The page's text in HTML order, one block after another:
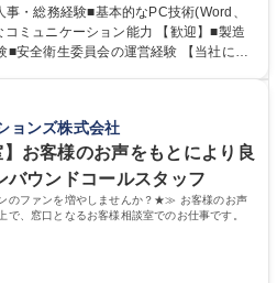
て状況に応じて柔軟に対応いただくこ
請内容の確認■採用業務のサポート■来
医面談、休職・復職手続き等の労務サ
内案内■その他、拠点運営に関わる管理
・総務経験■基本的なPC技術(Word、
ミュニケーション能力 【歓迎】■製造
生委員会の運営経験 【当社につ
プであり福利厚生は充実しているとと
大学 高専
ョンズ株式会社
お客様のお声をもとにより良
バウンドコールスタッフ
のファンを増やしませんか？★≫ お客様のお声
、窓口となるお客様相談室でのお仕事です。